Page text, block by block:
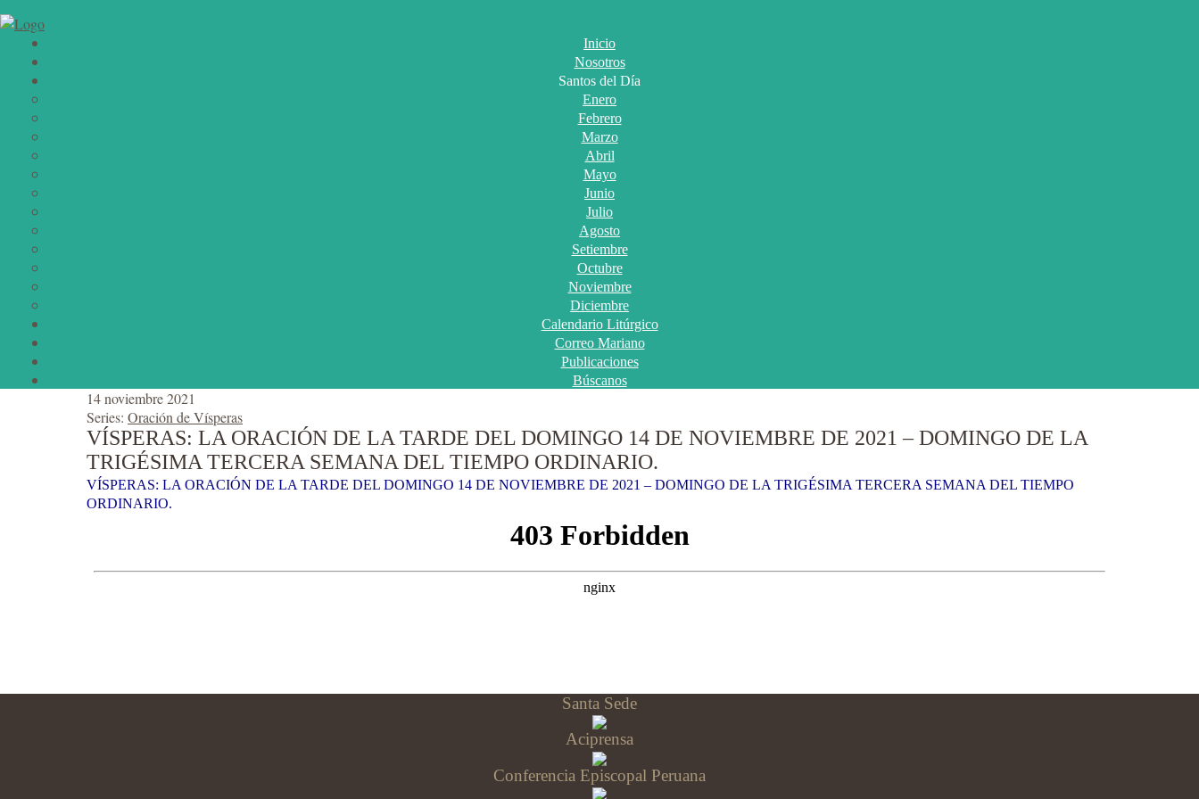
Inicio
Nosotros
Santos del Día
Enero
Febrero
Marzo
Abril
Mayo
Junio
Julio
Agosto
Setiembre
Octubre
Noviembre
Diciembre
Calendario Litúrgico
Correo Mariano
Publicaciones
Búscanos
14 noviembre 2021
Series: Oración de Vísperas
VÍSPERAS: LA ORACIÓN DE LA TARDE DEL DOMINGO 14 DE NOVIEMBRE DE 2021 – DOMINGO DE LA
TRIGÉSIMA TERCERA SEMANA DEL TIEMPO ORDINARIO.
VÍSPERAS: LA ORACIÓN DE LA TARDE DEL DOMINGO 14 DE NOVIEMBRE DE 2021 – DOMINGO DE LA TRIGÉSIMA TERCERA SEMANA DEL TIEMPO
ORDINARIO.
Santa Sede
Aciprensa
Conferencia Episcopal Peruana